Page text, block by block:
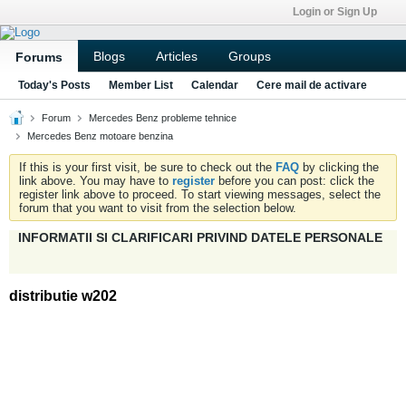
Login or Sign Up
Forums Blogs Articles Groups
Today's Posts Member List Calendar Cere mail de activare
Forum
Mercedes Benz probleme tehnice
Mercedes Benz motoare benzina
If this is your first visit, be sure to check out the FAQ by clicking the
link above. You may have to register before you can post: click the
register link above to proceed. To start viewing messages, select the
forum that you want to visit from the selection below.
INFORMATII SI CLARIFICARI PRIVIND DATELE PERSONALE
distributie w202